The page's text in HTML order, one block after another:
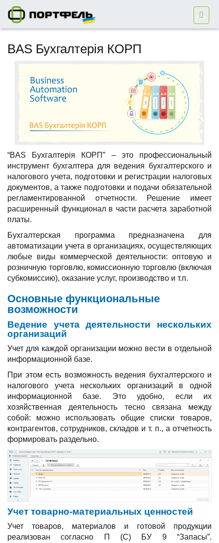
BAS Бухгалтерія КОРП
“BAS Бухгалтерія КОРП” – это профессиональный
инструмент бухгалтера для ведения бухгалтерского и
налогового учета, подготовки и регистрации налоговых
документов, а также подготовки и подачи обязательной
регламентированной отчетности. Решение имеет
расширенный функционал в части расчета заработной
платы.
Бухгалтерская программа предназначена для
автоматизации учета в организациях, осуществляющих
любые виды коммерческой деятельности: оптовую и
розничную торговлю, комиссионную торговлю (включая
субкомиссию), оказание услуг, производство и т.п.
Основные функциональные
возможности
Ведение учета деятельности нескольких
организаций
Учет для каждой организации можно вести в отдельной
информационной базе.
При этом есть возможность ведения бухгалтерского и
налогового учета нескольких организаций в одной
информационной базе. Это удобно, если их
хозяйственная деятельность тесно связана между
собой: можно использовать общие списки товаров,
контрагентов, сотрудников, складов и т. п., а отчетность
формировать раздельно.
Учет товарно-материальных ценностей
Учет товаров, материалов и готовой продукции
реализован согласно П (С) БУ 9 “Запасы”.